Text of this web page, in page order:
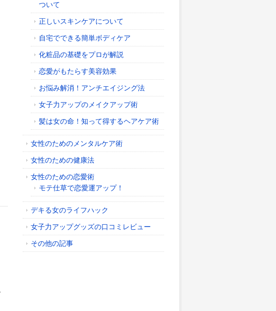
ついて
正しいスキンケアについて
自宅でできる簡単ボディケア
化粧品の基礎をプロが解説
恋愛がもたらす美容効果
お悩み解消！アンチエイジング法
女子力アップのメイクアップ術
髪は女の命！知って得するヘアケア術
女性のためのメンタルケア術
女性のための健康法
女性のための恋愛術
モテ仕草で恋愛運アップ！
デキる女のライフハック
女子力アップグッズの口コミレビュー
その他の記事